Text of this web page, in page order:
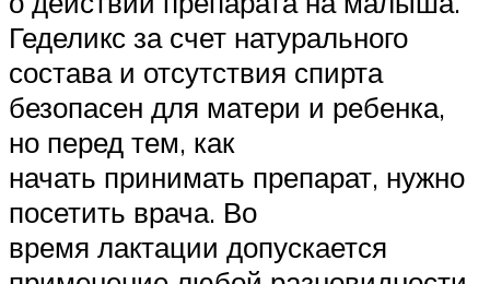
Геделикс за счет натурального
состава и отсутствия спирта
безопасен для матери и ребенка,
но перед тем, как
начать принимать препарат, нужно
посетить врача. Во
время лактации допускается